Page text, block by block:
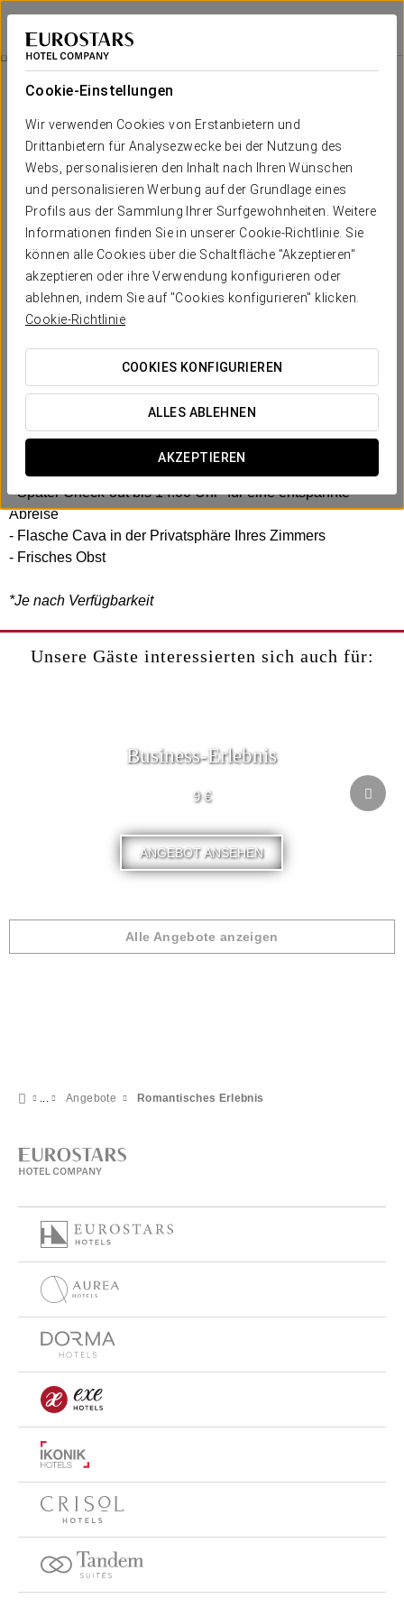
Cookie-Einstellungen
Wir verwenden Cookies von Erstanbietern und
Drittanbietern für Analysezwecke bei der Nutzung des
Webs, personalisieren den Inhalt nach Ihren Wünschen
und personalisieren Werbung auf der Grundlage eines
Profils aus der Sammlung Ihrer Surfgewohnheiten. Weitere
Informationen finden Sie in unserer Cookie-Richtlinie. Sie
können alle Cookies über die Schaltfläche "Akzeptieren"
akzeptieren oder ihre Verwendung konfigurieren oder
ablehnen, indem Sie auf "Cookies konfigurieren" klicken.
Cookie-Richtlinie
COOKIES KONFIGURIEREN
ALLES ABLEHNEN
AKZEPTIEREN
Exe Auriense
OURENSE
Romantisches Erlebnis
20 €
Romantisches Erlebnis
nur der Liebe widmen können.
Im Exe Auriense haben wir ein romantisches Erlebnis
geschaffen, das Sie mit Ihrem Partner teilen können.
Beinhaltet:
- Später Check-out bis 14:00 Uhr* für eine entspannte
Abreise
- Flasche Cava in der Privatsphäre Ihres Zimmers
- Frisches Obst
*Je nach Verfügbarkeit
Unsere Gäste interessierten sich auch für:
Business-Erlebnis
9 €
ANGEBOT ANSEHEN
Alle Angebote anzeigen
Angebote Romantisches Erlebnis